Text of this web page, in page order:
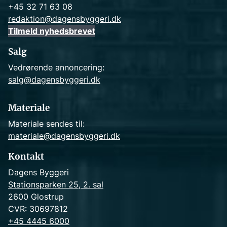
+45 32 71 63 08
redaktion@dagensbyggeri.dk
Tilmeld nyhedsbrevet
Salg
Vedrørende annoncering:
salg@dagensbyggeri.dk
Materiale
Materiale sendes til:
materiale@dagensbyggeri.dk
Kontakt
Dagens Byggeri
Stationsparken 25, 2. sal
2600 Glostrup
CVR: 30697812
+45 4445 6000